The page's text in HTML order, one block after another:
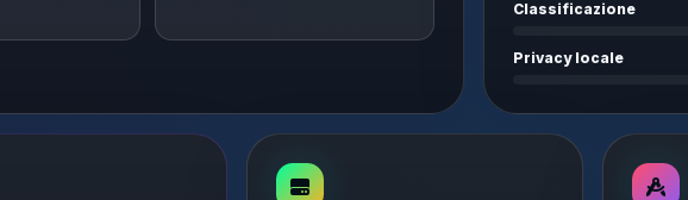
Classificazione
Privacy locale